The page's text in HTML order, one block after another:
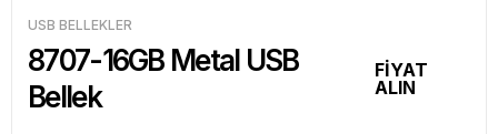
USB BELLEKLER
8707-16GB Metal USB
Bellek
FİYAT
ALIN